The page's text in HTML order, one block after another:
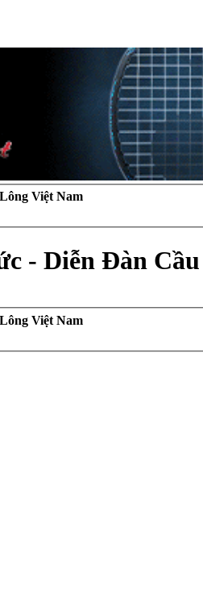
Việt Nam
- Diễn Đàn
Việt Nam